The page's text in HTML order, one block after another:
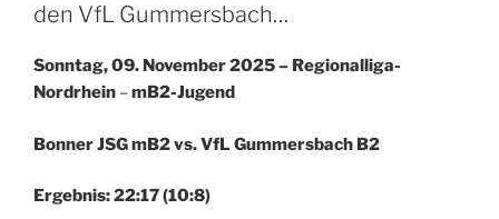
den VfL Gummersbach…
Sonntag, 09. November 2025 – Regionalliga-
Nordrhein –mB2-Jugend
Bonner JSG mB2 vs. VfL Gummersbach B2
Ergebnis: 22:17 (10:8)